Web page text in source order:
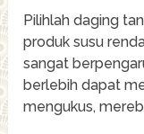
Pilihlah daging
produk susu
sangat
berlebih dapat
mengukus,